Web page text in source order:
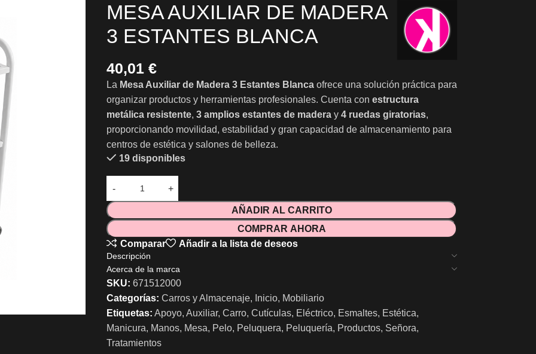
MESA AUXILIAR DE MADERA
3 ESTANTES BLANCA
40,01 €
La Mesa Auxiliar de Madera 3 Estantes Blanca ofrece una solución práctica para
organizar productos y herramientas profesionales. Cuenta con estructura
metálica resistente, 3 amplios estantes de madera y 4 ruedas giratorias,
proporcionando movilidad, estabilidad y gran capacidad de almacenamiento para
centros de estética y salones de belleza.
19 disponibles
AÑADIR AL CARRITO
COMPRAR AHORA
Comparar
Añadir a la lista de deseos
Descripción
Acerca de la marca
SKU: 671512000
Categorías: Carros y Almacenaje, Inicio, Mobiliario
Etiquetas: Apoyo, Auxiliar, Carro, Cutículas, Eléctrico, Esmaltes, Estética,
Manicura, Manos, Mesa, Pelo, Peluquera, Peluquería, Productos, Señora,
Tratamientos